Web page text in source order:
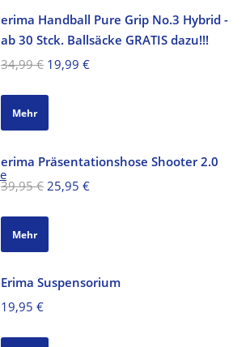
erima Handball Pure Grip No.3 Hybrid -
ab 30 Stck. Ballsäcke GRATIS dazu!!!
34,99€ Ursprünglicher
19,99 €Aktueller
Mehr
erima Präsentationshose Shooter 2.0
39,95€ Ursprünglicher
25,95 €Aktueller
Mehr
Erima Suspensorium
19,95 €